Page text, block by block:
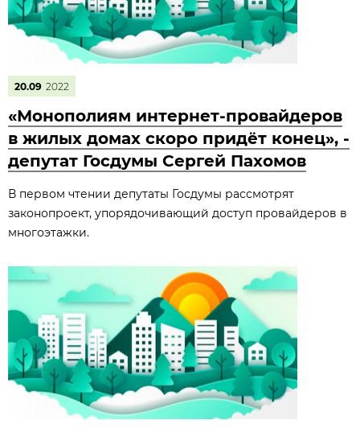
20.09 2022
«Монополиям интернет-провайдеров
в жилых домах скоро придёт конец», -
депутат Госдумы Сергей Пахомов
В первом чтении депутаты Госдумы рассмотрят
законопроект, упорядочивающий доступ провайдеров в
многоэтажки.